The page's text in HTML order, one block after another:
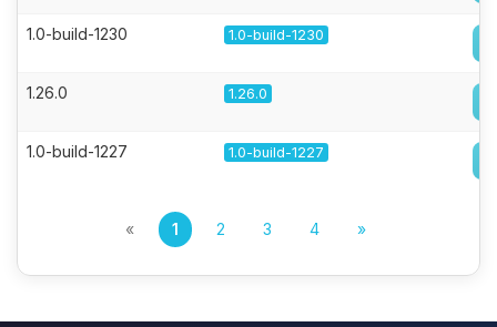
1.0-build-1230 1.0-build-1230
1.26.0 1.26.0
1.0-build-1227 1.0-build-1227
« 1 2 3 4 »